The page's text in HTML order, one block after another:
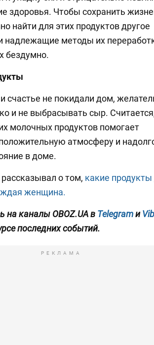
здоровья. Чтобы сохранить
найти для этих продуктов другое
надлежащие методы их
бездумно.
счастье не покидали дом,
и не выбрасывать сыр.
молочных продуктов помогает
атмосферу и
в доме.
рассказывал о том, какие
женщина.
на каналы OBOZ.UA в Telegramи
последних событий.
РЕКЛАМА